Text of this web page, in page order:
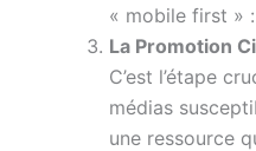
« mobile first »
La Promotion
C’est l’étape
médias
une ressource